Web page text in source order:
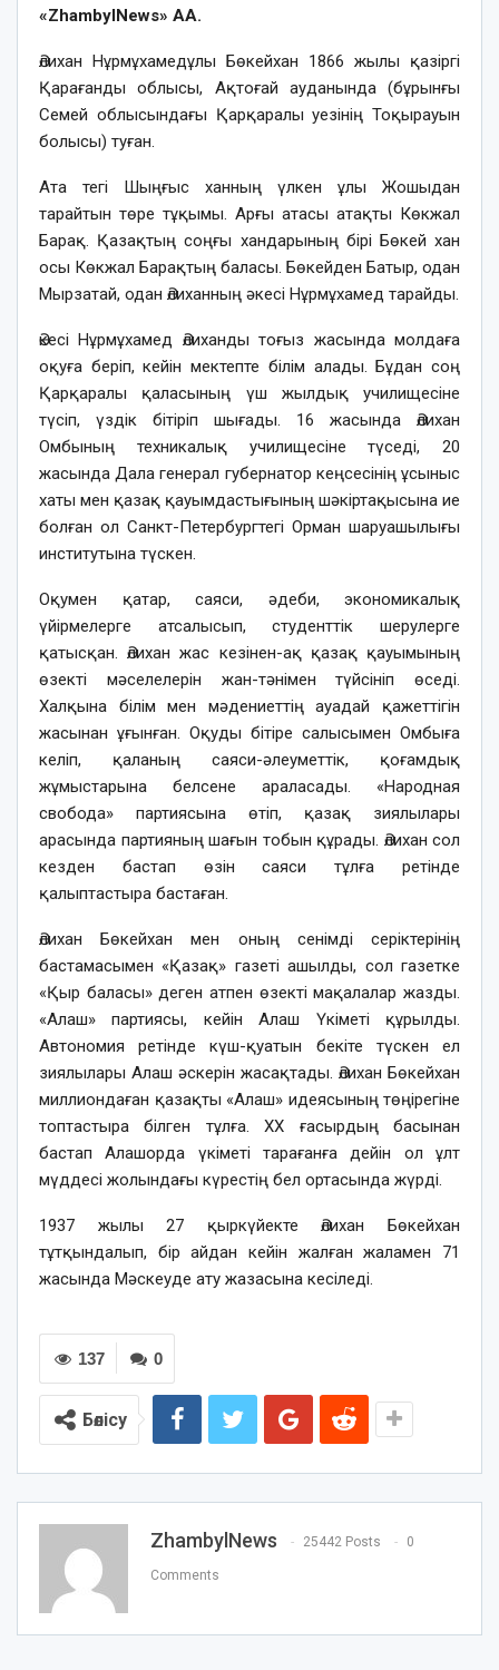
«ZhambylNews» АА.
Әлихан Нұрмұхамедұлы Бөкейхан 1866 жылы қазіргі
Қарағанды облысы, Ақтоғай ауданында (бұрынғы
Семей облысындағы Қарқаралы уезінің Тоқырауын
болысы) туған.
Ата тегі Шыңғыс ханның үлкен ұлы Жошыдан
тарайтын төре тұқымы. Арғы атасы атақты Көкжал
Барақ. Қазақтың соңғы хандарының бірі Бөкей хан
осы Көкжал Барақтың баласы. Бөкейден Батыр, одан
Мырзатай, одан Әлиханның әкесі Нұрмұхамед тарайды.
Әкесі Нұрмұхамед Әлиханды тоғыз жасында молдаға
оқуға беріп, кейін мектепте білім алады. Бұдан соң
Қарқаралы қаласының үш жылдық училищесіне
түсіп, үздік бітіріп шығады. 16 жасында Әлихан
Омбының техникалық училищесіне түседі, 20
жасында Дала генерал губернатор кеңсесінің ұсыныс
хаты мен қазақ қауымдастығының шәкіртақысына ие
болған ол Санкт-Петербургтегі Орман шаруашылығы
институтына түскен.
Оқумен қатар, саяси, әдеби, экономикалық
үйірмелерге атсалысып, студенттік шерулерге
қатысқан. Әлихан жас кезінен-ақ қазақ қауымының
өзекті мәселелерін жан-тәнімен түйсініп өседі.
Халқына білім мен мәдениеттің ауадай қажеттігін
жасынан ұғынған. Оқуды бітіре салысымен Омбыға
келіп, қаланың саяси-әлеуметтік, қоғамдық
жұмыстарына белсене араласады. «Народная
свобода» партиясына өтіп, қазақ зиялылары
арасында партияның шағын тобын құрады. Әлихан сол
кезден бастап өзін саяси тұлға ретінде
қалыптастыра бастаған.
Әлихан Бөкейхан мен оның сенімді серіктерінің
бастамасымен «Қазақ» газеті ашылды, сол газетке
«Қыр баласы» деген атпен өзекті мақалалар жазды.
«Алаш» партиясы, кейін Алаш Үкіметі құрылды.
Автономия ретінде күш-қуатын бекіте түскен ел
зиялылары Алаш әскерін жасақтады. Әлихан Бөкейхан
миллиондаған қазақты «Алаш» идеясының төңірегіне
топтастыра білген тұлға. ХХ ғасырдың басынан
бастап Алашорда үкіметі тарағанға дейін ол ұлт
мүддесі жолындағы күрестің бел ортасында жүрді.
1937 жылы 27 қыркүйекте Әлихан Бөкейхан
тұтқындалып, бір айдан кейін жалған жаламен 71
жасында Мәскеуде ату жазасына кесіледі.
0
137
Бөлісу
ZhambylNews 25442 Posts 0
Comments